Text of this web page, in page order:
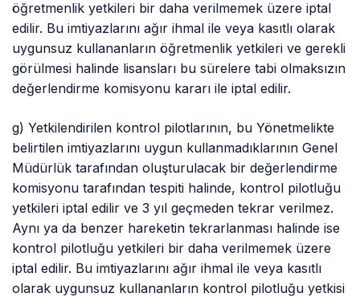
öğretmenlik yetkileri bir daha verilmemek üzere iptal
edilir. Bu imtiyazlarını ağır ihmal ile veya kasıtlı olarak
uygunsuz kullananların öğretmenlik yetkileri ve gerekli
görülmesi halinde lisansları bu sürelere tabi olmaksızın
değerlendirme komisyonu kararı ile iptal edilir.
g) Yetkilendirilen kontrol pilotlarının, bu Yönetmelikte
belirtilen imtiyazlarını uygun kullanmadıklarının Genel
Müdürlük tarafından oluşturulacak bir değerlendirme
komisyonu tarafından tespiti halinde, kontrol pilotluğu
yetkileri iptal edilir ve 3 yıl geçmeden tekrar verilmez.
Aynı ya da benzer hareketin tekrarlanması halinde ise
kontrol pilotluğu yetkileri bir daha verilmemek üzere
iptal edilir. Bu imtiyazlarını ağır ihmal ile veya kasıtlı
olarak uygunsuz kullananların kontrol pilotluğu yetkisi